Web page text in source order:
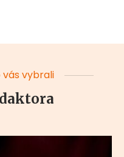
vás vybrali